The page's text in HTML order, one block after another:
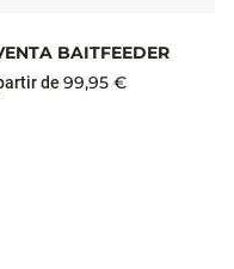
BAITFEEDER
de 99,95 €